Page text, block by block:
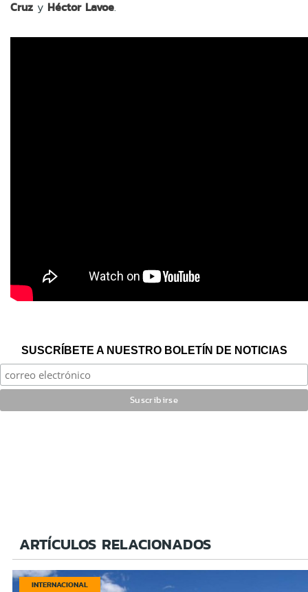
Cruz y Héctor Lavoe.
SUSCRÍBETE A NUESTRO BOLETÍN DE NOTICIAS
ARTÍCULOS RELACIONADOS
INTERNACIONAL